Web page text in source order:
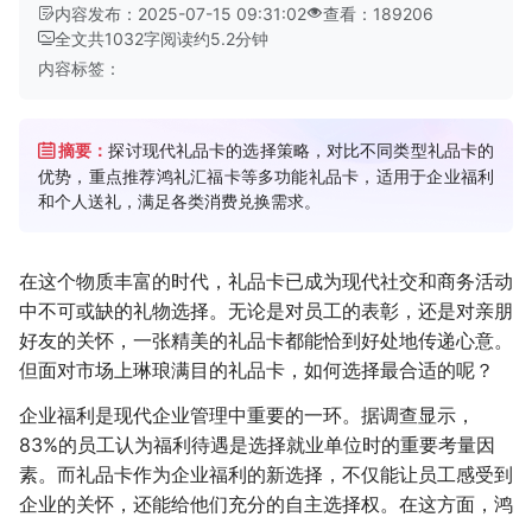
内容发布：2025-07-15 09:31:02
查看：189206
全文共1032字阅读约5.2分钟
内容标签：
摘要：探讨现代礼品卡的选择策略，对比不同类型礼品卡的
优势，重点推荐鸿礼汇福卡等多功能礼品卡，适用于企业福利
和个人送礼，满足各类消费兑换需求。
在这个物质丰富的时代，礼品卡已成为现代社交和商务活动
中不可或缺的礼物选择。无论是对员工的表彰，还是对亲朋
好友的关怀，一张精美的礼品卡都能恰到好处地传递心意。
但面对市场上琳琅满目的礼品卡，如何选择最合适的呢？
企业福利是现代企业管理中重要的一环。据调查显示，
83%的员工认为福利待遇是选择就业单位时的重要考量因
素。而礼品卡作为企业福利的新选择，不仅能让员工感受到
企业的关怀，还能给他们充分的自主选择权。在这方面，鸿